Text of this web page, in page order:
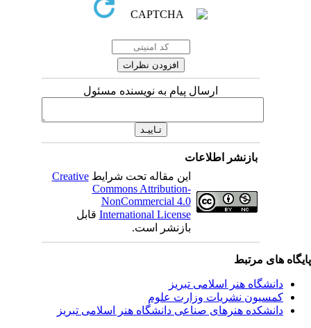
ارسال پیام به نویسنده مسئول
بازنشر اطلاعات
این مقاله تحت شرایطCreative
Commons Attribution-
NonCommercial 4.0
International Licenseقابل
بازنشر است.
مرتبط
هنر اسلامی تبریز
نشریات وزارت علوم
هنرهای صناعی دانشگاه هنر اسلامی تبریز